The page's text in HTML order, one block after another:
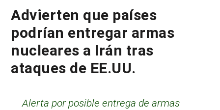
Advierten que países
podrían entregar armas
nucleares a Irán tras
ataques de EE.UU.
Alerta por posible entrega de armas